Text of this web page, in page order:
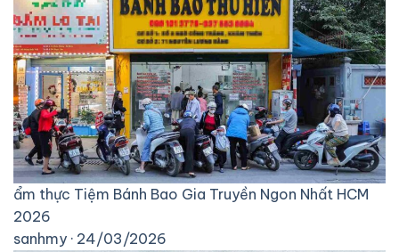
ẩm thực Tiệm Bánh Bao Gia Truyền Ngon Nhất HCM
2026
sanhmy · 24/03/2026